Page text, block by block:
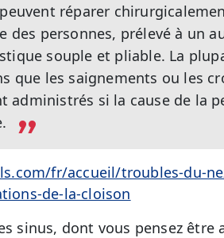
réparer
des personnes, prélevé à un
souple et pliable. La
que les saignements ou les
administrés si la cause de la
fr/accueil/troubles-du-
de-la-cloison
sinus, dont vous pensez être